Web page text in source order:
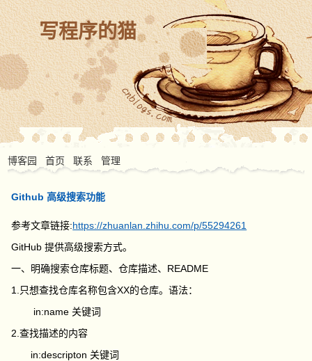
写程序的猫
博客园 首页 联系 管理
Github 高级搜索功能
参考文章链接:https://zhuanlan.zhihu.com/p/55294261
GitHub 提供高级搜索方式。
一、明确搜索仓库标题、仓库描述、README
1.只想查找仓库名称包含XX的仓库。语法：
in:name 关键词
2.查找描述的内容
in:descripton 关键词